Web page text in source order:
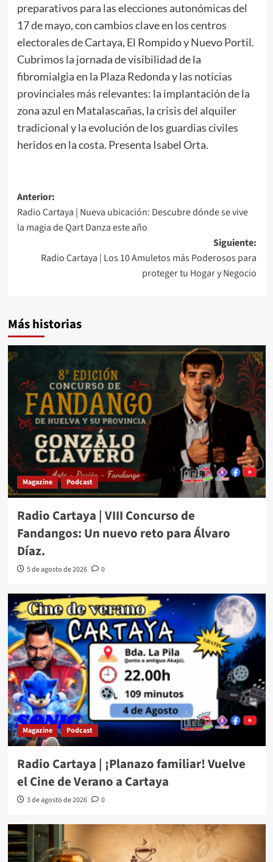
preparativos para las elecciones autonómicas del
17 de mayo, con cambios clave en los centros
electorales de Cartaya, El Rompido y Nuevo Portil.
Cubrimos la jornada de visibilidad de la
fibromialgia en la Plaza Redonda y las noticias
provinciales más relevantes: la implantación de la
zona azul en Matalascañas, la crisis del alquiler
tradicional y la evolución de los guardias civiles
heridos en la costa. Presenta Isabel Orta.
Anterior:
Radio Cartaya | Nueva ubicación: Descubre dónde se vive
la magia de Qart Danza este año
Siguiente:
Radio Cartaya | Los 10 Amuletos más Poderosos para
proteger tu Hogar y Negocio
Más historias
Magazine Podcast
Radio Cartaya | VIII Concurso de
Fandangos: Un nuevo reto para Álvaro
Díaz.
5 de agosto de 2026 0
Magazine Podcast
Radio Cartaya | ¡Planazo familiar! Vuelve
el Cine de Verano a Cartaya
3 de agosto de 2026 0